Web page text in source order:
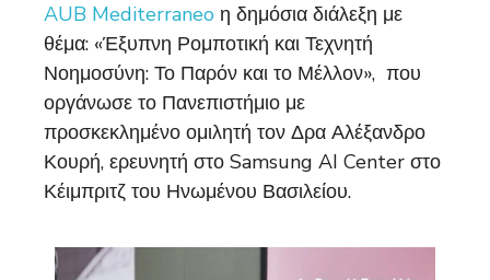
AUB Mediterraneo η δημόσια διάλεξη με
θέμα: «Έξυπνη Ρομποτική και Τεχνητή
Νοημοσύνη: Το Παρόν και το Μέλλον», που
οργάνωσε το Πανεπιστήμιο με
προσκεκλημένο ομιλητή τον Δρα Αλέξανδρο
Κουρή, ερευνητή στο Samsung AI Center στο
Κέιμπριτζ του Ηνωμένου Βασιλείου.